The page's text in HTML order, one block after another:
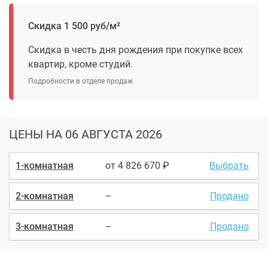
Скидка 1 500 руб/м²
Скидка в честь дня рождения при покупке всех
квартир, кроме студий.
Подробности в отделе продаж
ЦЕНЫ НА 06 АВГУСТА 2026
1-комнатная от4 826 670 Выбрать
2-комнатная – Продано
3-комнатная – Продано